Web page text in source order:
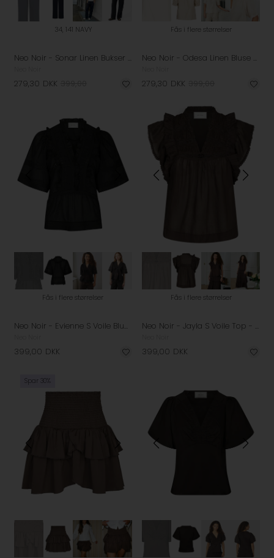
34, 141 NAVY
Neo Noir - Sonar Linen Bukser - Navy
279,30 DKK
Fås i flere størrelser
Neo Noir - Odesa Linen Bluse - Sand
279,30 DKK
Fås i flere størrelser
Neo Noir - Evienne S Voile Bluse - Black
399,00 DKK
Fås i flere størrelser
Neo Noir - Jayla S Voile Top - Dark Brown
399,00 DKK
Spar 30%